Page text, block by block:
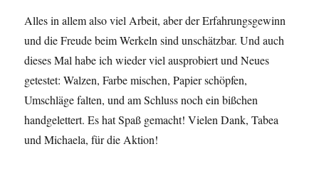
Alles in allem also viel Arbeit, aber der Erfahrungsgewinn
und die Freude beim Werkeln sind unschätzbar. Und auch
dieses Mal habe ich wieder viel ausprobiert und Neues
getestet: Walzen, Farbe mischen, Papier schöpfen,
Umschläge falten, und am Schluss noch ein bißchen
handgelettert. Es hat Spaß gemacht! Vielen Dank, Tabea
und Michaela, für die Aktion!